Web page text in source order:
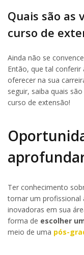
Quais são as
curso de
Ainda não se
Então, que tal conferir
oferecer na sua
seguir, saiba quais
curso de extensão!
Ter conhecimento
tornar um profissional
inovadoras em sua
forma de escolher
meio de uma pós-